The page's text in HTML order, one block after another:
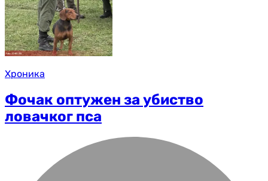
Хроника
Фочак оптужен за убиство
ловачког пса